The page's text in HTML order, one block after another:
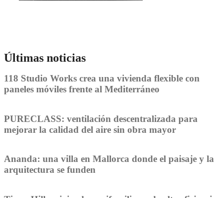
Últimas noticias
118 Studio Works crea una vivienda flexible con
paneles móviles frente al Mediterráneo
PURECLASS: ventilación descentralizada para
mejorar la calidad del aire sin obra mayor
Ananda: una villa en Mallorca donde el paisaje y la
arquitectura se funden